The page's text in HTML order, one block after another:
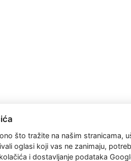
što tražite na našim stranicama,
oglasi koji vas ne zanimaju,
i dostavljanje podataka